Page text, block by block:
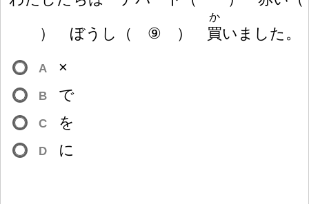
）
ぼうし （ ⑨ ） 買
か
いました。
A ×
B で
C を
D に